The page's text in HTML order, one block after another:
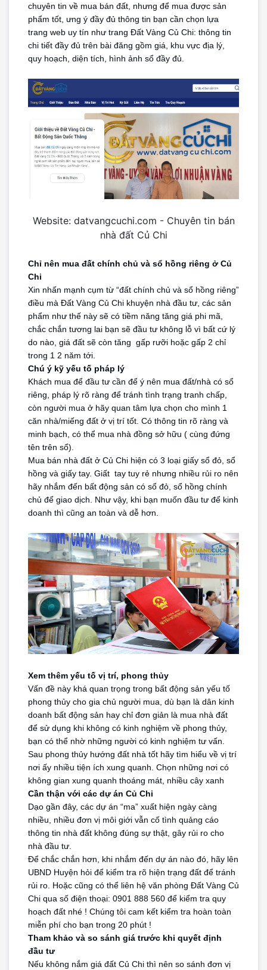
chuyên tin về mua bán đất, nhưng để mua được sản
phẩm tốt, ưng ý đầy đủ thông tin bạn cần chọn lựa
trang web uy tín như trang Đất Vàng Củ Chi: thông tin
chi tiết đầy đủ trên bài đăng gồm giá, khu vực địa lý,
quy hoạch, diện tích, hình ảnh sổ đầy đủ.
Website: datvangcuchi.com - Chuyên tin bán
nhà đất Củ Chi
Chỉ nên mua đất chính chủ và sổ hồng riêng ở Củ
Chi
Xin nhấn mạnh cụm từ “đất chính chủ và sổ hồng riêng”
điều mà Đất Vàng Củ Chi khuyện nhà đầu tư, các sản
phẩm như thế này sẽ có tiềm năng tăng giá phi mã,
chắc chắn tương lai bạn sẽ đầu tư không lỗ vì bất cứ lý
do nào, giá đất sẽ còn tăng  gấp rưỡi hoặc gấp 2 chỉ
trong 1 2 năm tới.
Chú ý kỹ yếu tố pháp lý
Khách mua để đầu tư cần để ý nên mua đất/nhà có sổ
riêng, pháp lý rõ ràng để tránh tình trạng tranh chấp,
còn người mua ở hãy quan tâm lựa chọn cho mình 1
căn nhà/miếng đất ở vị trí tốt. Có thông tin rõ ràng và
minh bạch, có thể mua nhà đồng sở hữu ( cùng đứng
tên trên sổ).
Mua bán nhà đất ở Củ Chi hiện có 3 loại giấy sổ đỏ, sổ
hồng và giấy tay. Giất  tay tuy rẻ nhưng nhiều rủi ro nên
hãy nhắm đến bất động sản có sổ đỏ, sổ hồng chính
chủ để giao dịch. Như vậy, khi bạn muốn đầu tư để kinh
doanh thì cũng an toàn và dễ hơn.
Xem thêm yếu tố vị trí, phong thủy
Vấn đề này khá quan trọng trong bất động sản yếu tố
phong thủy cho gia chủ người mua, dù bạn là dân kinh
doanh bất động sản hay chỉ đơn giản là mua nhà đất
để sử dụng khi không có kinh nghiệm về phong thủy,
bạn có thể nhờ những người có kinh nghiệm tư vấn.
Sau phong thủy hướng đất nhà tốt hãy tìm hiểu về vị trí
nơi ấy nhiều tiện ích xung quanh. Chọn những nơi có
không gian xung quanh thoáng mát, nhiều cây xanh
Cần thận với các dự án Củ Chi
Dạo gần đây, các dự án “ma” xuất hiện ngày càng
nhiều, nhiều đơn vị môi giới vẫn cố tình quảng cáo
thông tin nhà đất không đúng sự thật, gây rủi ro cho
nhà đầu tư.
Để chắc chắn hơn, khi nhắm đến dự án nào đó, hãy lên
UBND Huyện hỏi để kiểm tra rõ hiện trạng đất để tránh
rủi ro. Hoặc cũng có thể liên hệ văn phòng Đất Vàng Củ
Chi qua số điện thoại: 0901 888 560 để kiểm tra quy
hoạch đất nhé ! Chúng tôi cam kết kiểm tra hoàn toàn
miễn phí cho bạn trong 20 phút !
Tham khảo và so sánh giá trước khi quyết định
đầu tư
Nếu không nắm giá đất Củ Chi thì nên so sánh đơn vị